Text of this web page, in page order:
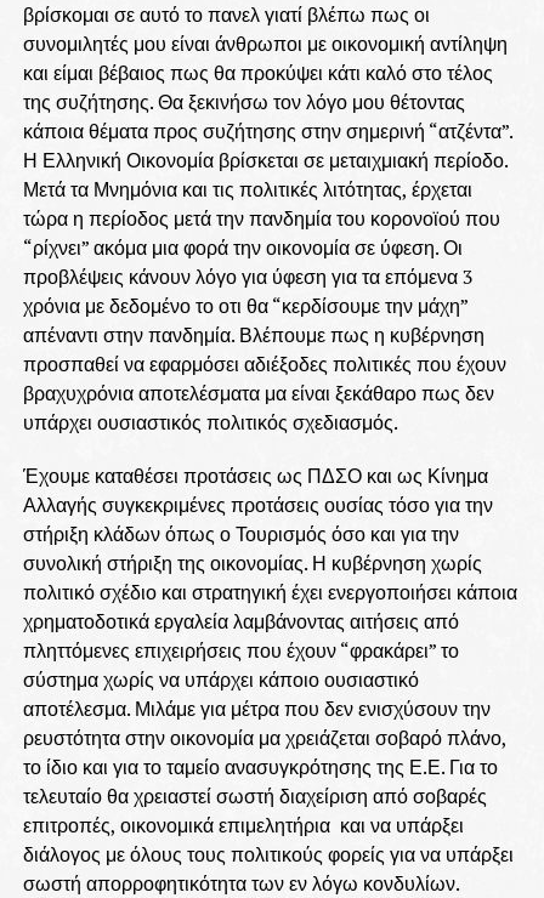
βρίσκομαι σε αυτό το πανελ γιατί βλέπω πως οι
συνομιλητές μου είναι άνθρωποι με οικονομική αντίληψη
και είμαι βέβαιος πως θα προκύψει κάτι καλό στο τέλος
της συζήτησης. Θα ξεκινήσω τον λόγο μου θέτοντας
κάποια θέματα προς συζήτησης στην σημερινή “ατζέντα”.
Η Ελληνική Οικονομία βρίσκεται σε μεταιχμιακή περίοδο.
Μετά τα Μνημόνια και τις πολιτικές λιτότητας, έρχεται
τώρα η περίοδος μετά την πανδημία του κορονοϊού που
“ρίχνει” ακόμα μια φορά την οικονομία σε ύφεση. Οι
προβλέψεις κάνουν λόγο για ύφεση για τα επόμενα 3
χρόνια με δεδομένο το οτι θα “κερδίσουμε την μάχη”
απέναντι στην πανδημία. Βλέπουμε πως η κυβέρνηση
προσπαθεί να εφαρμόσει αδιέξοδες πολιτικές που έχουν
βραχυχρόνια αποτελέσματα μα είναι ξεκάθαρο πως δεν
υπάρχει ουσιαστικός πολιτικός σχεδιασμός.
Έχουμε καταθέσει προτάσεις ως ΠΔΣΟ και ως Κίνημα
Αλλαγής συγκεκριμένες προτάσεις ουσίας τόσο για την
στήριξη κλάδων όπως ο Τουρισμός όσο και για την
συνολική στήριξη της οικονομίας. Η κυβέρνηση χωρίς
πολιτικό σχέδιο και στρατηγική έχει ενεργοποιήσει κάποια
χρηματοδοτικά εργαλεία λαμβάνοντας αιτήσεις από
πληττόμενες επιχειρήσεις που έχουν “φρακάρει” το
σύστημα χωρίς να υπάρχει κάποιο ουσιαστικό
αποτέλεσμα. Μιλάμε για μέτρα που δεν ενισχύσουν την
ρευστότητα στην οικονομία μα χρειάζεται σοβαρό πλάνο,
το ίδιο και για το ταμείο ανασυγκρότησης της Ε.Ε. Για το
τελευταίο θα χρειαστεί σωστή διαχείριση από σοβαρές
επιτροπές, οικονομικά επιμελητήρια και να υπάρξει
διάλογος με όλους τους πολιτικούς φορείς για να υπάρξει
σωστή απορροφητικότητα των εν λόγω κονδυλίων.